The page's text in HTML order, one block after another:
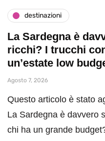
destinazioni
La Sardegna è
ricchi? I trucchi
un’estate low
Agosto 7, 2026
Questo articolo è stato
La Sardegna è davvero
chi ha un grande